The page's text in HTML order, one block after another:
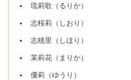
琉莉歌（るりか）
志桜莉（しおり）
志穂里（しほり）
茉莉花（まりか）
優莉（ゆうり）